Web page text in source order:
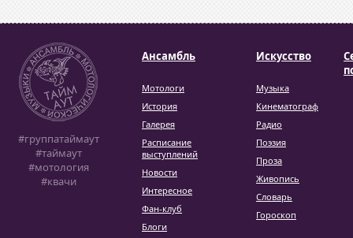
#группатаймаут
#таймаут
#мотология
#квачи
Ансамбль
Мотологи
История
Галерея
Расписание
выступлений
Новости
Интересное
Фан-клуб
Блоги
Искусство
Музыка
Кинематограф
Радио
Поэзия
Проза
Живопись
Словарь
Гороскоп